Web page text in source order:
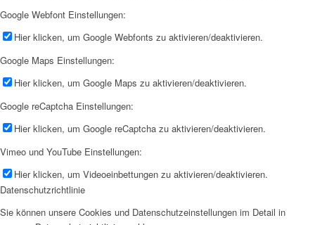
Google Webfont Einstellungen:
Hier klicken, um Google Webfonts zu aktivieren/deaktivieren.
Google Maps Einstellungen:
Hier klicken, um Google Maps zu aktivieren/deaktivieren.
Google reCaptcha Einstellungen:
Hier klicken, um Google reCaptcha zu aktivieren/deaktivieren.
Vimeo und YouTube Einstellungen:
Hier klicken, um Videoeinbettungen zu aktivieren/deaktivieren.
Datenschutzrichtlinie
Sie können unsere Cookies und Datenschutzeinstellungen im Detail in